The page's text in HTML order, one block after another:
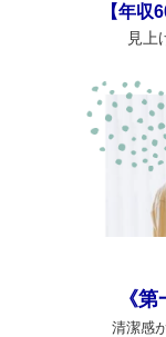
【年収
見上
《
清潔感